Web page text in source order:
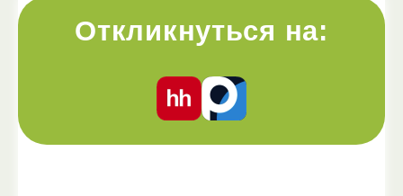
Откликнуться на: